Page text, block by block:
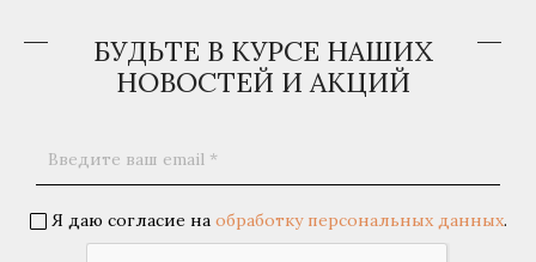
БУДЬТЕ В КУРСЕ НАШИХ
НОВОСТЕЙ И АКЦИЙ
Я даю согласие на обработку персональных данных.